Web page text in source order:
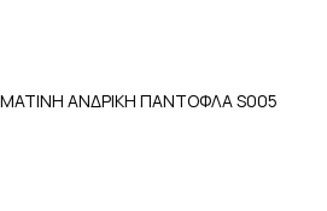
ΑΝΔΡΙΚΗ ΠΑΝΤΟΦΛΑ S005